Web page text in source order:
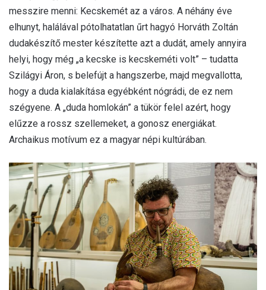
messzire menni: Kecskemét az a város. A néhány éve
elhunyt, halálával pótolhatatlan űrt hagyó Horváth Zoltán
dudakészítő mester készítette azt a dudát, amely annyira
helyi, hogy még „a kecske is kecskeméti volt” – tudatta
Szilágyi Áron, s belefújt a hangszerbe, majd megvallotta,
hogy a duda kialakítása egyébként nógrádi, de ez nem
szégyene. A „duda homlokán” a tükör felel azért, hogy
elűzze a rossz szellemeket, a gonosz energiákat.
Archaikus motívum ez a magyar népi kultúrában.